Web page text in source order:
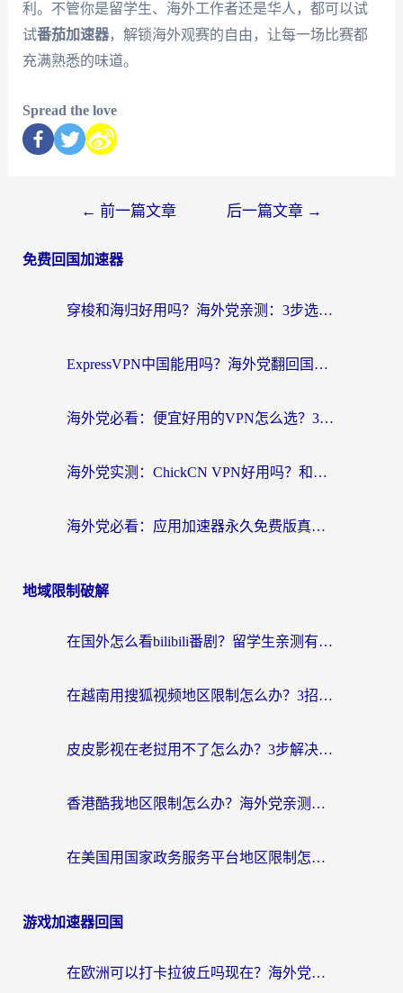
利。不管你是留学生、海外工作者还是华人，都可以试
试番茄加速器，解锁海外观赛的自由，让每一场比赛都
充满熟悉的味道。
Spread the love
← 前一篇文章 后一篇文章 →
免费回国加速器
穿梭和海归好用吗？海外党亲测：3步选对回国加速器，无缝刷国内剧玩手游
ExpressVPN中国能用吗？海外党翻回国内的加速器选择指南（附番茄加速器实测）
海外党必看：便宜好用的VPN怎么选？3步解决回国访问难题+Steam改区技巧
海外党实测：ChickCN VPN好用吗？和OurPlay VPN对比哪个回国效果更好？附避坑指南
海外党必看：应用加速器永久免费版真的靠谱吗？教你选对回国加速器无缝刷国内资源
地域限制破解
在国外怎么看bilibili番剧？留学生亲测有效的地域限制突破指南（附酷我酷狗音乐解决方法）
在越南用搜狐视频地区限制怎么办？3招解决海外看国内剧难题（附西瓜视频CCTV观看技巧）
皮皮影视在老挝用不了怎么办？3步解决海外看国内影视&财经的痛点
香港酷我地区限制怎么办？海外党亲测有效的回国加速方案来了
在美国用国家政务服务平台地区限制怎么办？海外华人必备的突破攻略（附追剧看片技巧）
游戏加速器回国
在欧洲可以打卡拉彼丘吗现在？海外党国服游戏加速器终极避坑指南